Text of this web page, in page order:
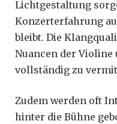
Lichtgestaltung
Konzerterfahrung
bleibt. Die
Nuancen der Violine
vollständig zu
Zudem werden oft
hinter die Bühne